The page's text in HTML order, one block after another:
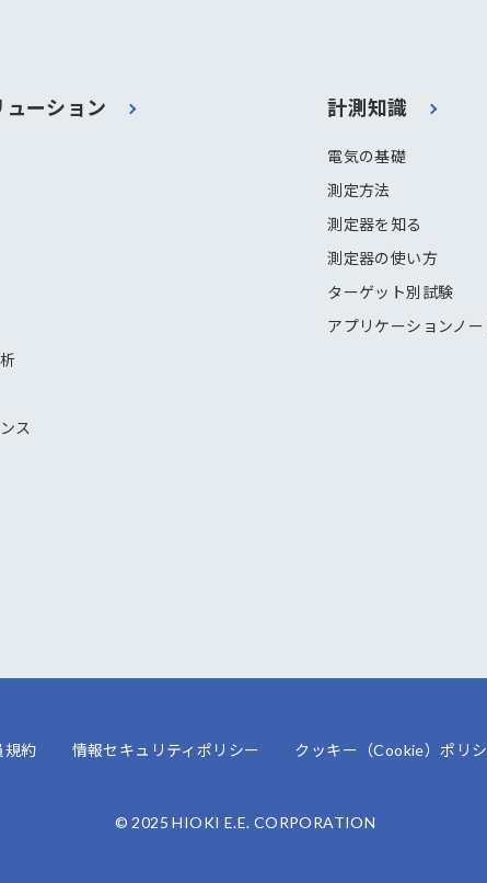
ーション
ス
計測知識
電気の基礎
測定方法
測定器を知る
測定器の使い方
ターゲット別試験
アプリケーションノー
規約 情報セキュリティポリシー クッキー（Cookie）ポリ
© 2025 HIOKI E.E. CORPORATION